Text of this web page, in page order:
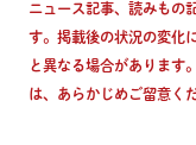
ニュース記事、読みもの
す。掲載後の状況の変化
と異なる場合があります
は、あらかじめご留意く